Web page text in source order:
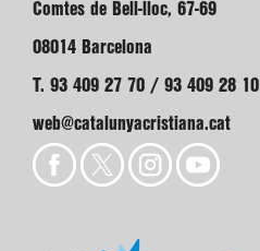
Comtes de Bell-lloc, 67-69
08014 Barcelona
T. 93 409 27 70 / 93 409 28 10
web@catalunyacristiana.cat